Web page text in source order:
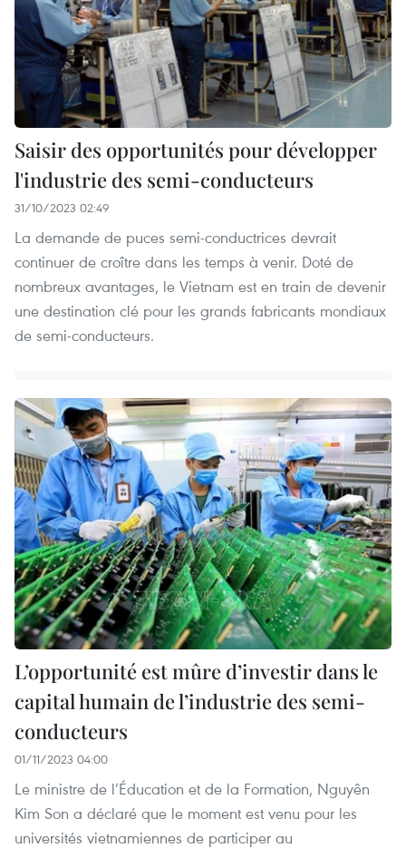
Saisir des opportunités pour développer
l'industrie des semi-conducteurs
31/10/2023 02:49
La demande de puces semi-conductrices devrait
continuer de croître dans les temps à venir. Doté de
nombreux avantages, le Vietnam est en train de devenir
une destination clé pour les grands fabricants mondiaux
de semi-conducteurs.
L’opportunité est mûre d’investir dans le
capital humain de l’industrie des semi-
conducteurs
01/11/2023 04:00
Le ministre de l’Éducation et de la Formation, Nguyên
Kim Son a déclaré que le moment est venu pour les
universités vietnamiennes de participer au